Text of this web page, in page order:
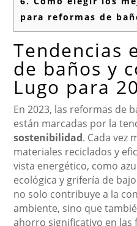
para reformas de
Tendencias
de baños y
Lugo para
En 2023, las reformas de
están marcadas por la
sostenibilidad. Cada vez
materiales reciclados y
vista energético, como
ecológica y grifería de
no solo contribuye a la
ambiente, sino que
ahorro significativo en las